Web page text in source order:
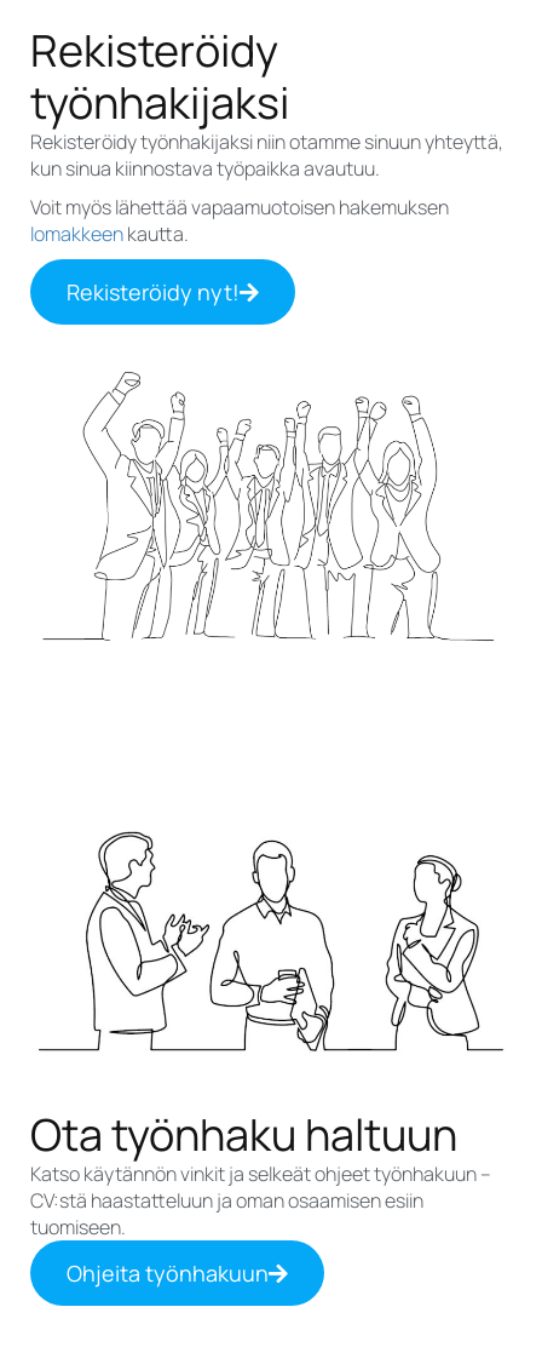
Rekisteröidy
työnhakijaksi
Rekisteröidy työnhakijaksi niin otamme sinuun yhteyttä,
kun sinua kiinnostava työpaikka avautuu.
Voit myös lähettää vapaamuotoisen hakemuksen
lomakkeenkautta.
Rekisteröidy nyt!
Ota työnhaku haltuun
Katso käytännön vinkit ja selkeät ohjeet työnhakuun –
CV:stä haastatteluun ja oman osaamisen esiin
tuomiseen.
Ohjeita työnhakuun